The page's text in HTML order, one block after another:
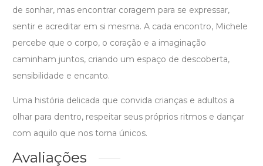
de sonhar, mas encontrar coragem para se expressar,
sentir e acreditar em si mesma. A cada encontro, Michele
percebe que o corpo, o coração e a imaginação
caminham juntos, criando um espaço de descoberta,
sensibilidade e encanto.
Uma história delicada que convida crianças e adultos a
olhar para dentro, respeitar seus próprios ritmos e dançar
com aquilo que nos torna únicos.
Avaliações